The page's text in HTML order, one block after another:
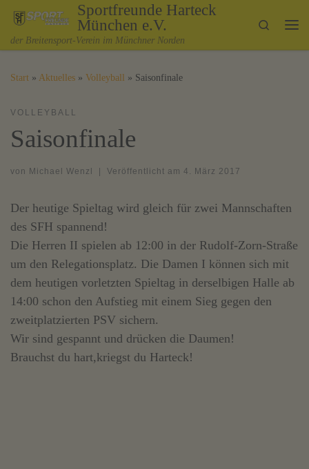
Zum Inhalt springenSportfreunde Harteck
München e.V.
der Breitensport-Verein im Münchner Norden
Search
Start » Aktuelles » Volleyball » Saisonfinale
VOLLEYBALL
Saisonfinale
von Michael Wenzl Veröffentlicht am 4. März 2017
Der heutige Spieltag wird gleich für zwei Mannschaften
des SFH spannend!
Die Herren II spielen ab 12:00 in der Rudolf-Zorn-Straße
um den Relegationsplatz. Die Damen I können sich mit
dem heutigen vorletzten Spieltag in derselbigen Halle ab
14:00 schon den Aufstieg mit einem Sieg gegen den
zweitplatzierten PSV sichern.
Wir sind gespannt und drücken die Daumen!
Brauchst du hart,kriegst du Harteck!